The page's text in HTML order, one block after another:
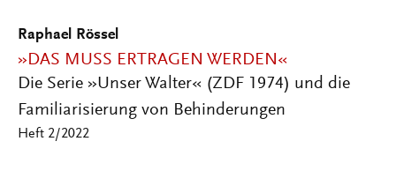
Raphael Rössel
»DAS MUSS ERTRAGEN WERDEN«
Die Serie »Unser Walter« (ZDF 1974) und die
Familiarisierung von Behinderungen
Heft 2/2022